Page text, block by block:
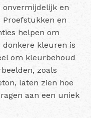
en
en
helpen om
donkere kleuren is
om kleurbehoud
zoals
laten zien hoe
aan een uniek